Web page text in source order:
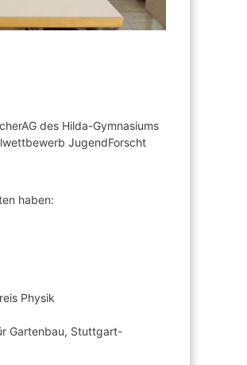
des Hilda-Gymnasiums
JugendForscht
haben:
Physik
Gartenbau, Stuttgart-